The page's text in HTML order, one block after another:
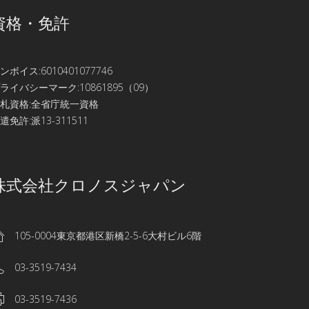
格・免許
ボイス:6010401077746
イバシーマーク:10861895（09）
資格:全省庁統一資格
免許:派13-311511
式会社クロノスジャパン
105-0004東京都港区新橋2-5-6大村ビル6階
03-3519-7434
03-3519-7436